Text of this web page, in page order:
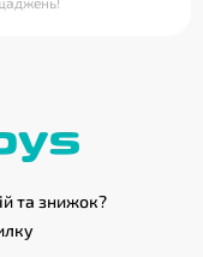
та знижок?